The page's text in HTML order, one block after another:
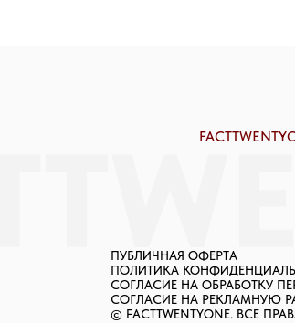
ПУБЛИЧНАЯ ОФЕРТА
ПОЛИТИКА
СОГЛАСИЕ НА ОБРАБОТКУ
СОГЛАСИЕ НА РЕКЛАМНУЮ
© FACTTWENTYONE. ВСЕ